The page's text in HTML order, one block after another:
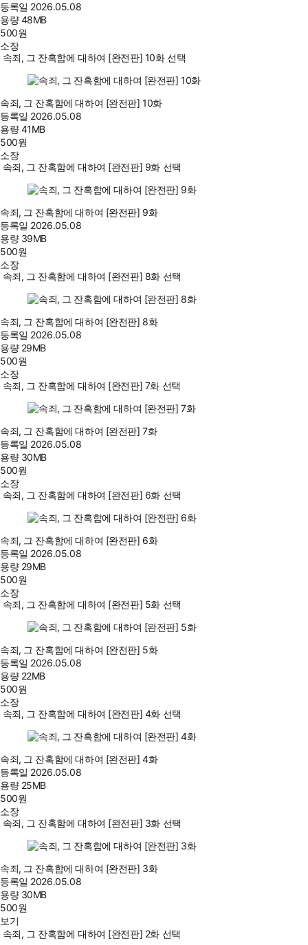
등록일 2026.05.08
용량48MB
500원
소장
속죄, 그 잔혹함에 대하여 [완전판] 10화 선택
속죄, 그 잔혹함에 대하여 [완전판] 10화
등록일 2026.05.08
용량41MB
500원
소장
속죄, 그 잔혹함에 대하여 [완전판] 9화 선택
속죄, 그 잔혹함에 대하여 [완전판] 9화
등록일 2026.05.08
용량 39MB
500원
소장
속죄, 그 잔혹함에 대하여 [완전판] 8화 선택
속죄, 그 잔혹함에 대하여 [완전판] 8화
등록일 2026.05.08
용량 29MB
500원
소장
속죄, 그 잔혹함에 대하여 [완전판] 7화 선택
속죄, 그 잔혹함에 대하여 [완전판] 7화
등록일 2026.05.08
용량 30MB
500원
소장
속죄, 그 잔혹함에 대하여 [완전판] 6화 선택
속죄, 그 잔혹함에 대하여 [완전판] 6화
등록일 2026.05.08
용량 29MB
500원
소장
속죄, 그 잔혹함에 대하여 [완전판] 5화 선택
속죄, 그 잔혹함에 대하여 [완전판] 5화
등록일 2026.05.08
용량 22MB
500원
소장
속죄, 그 잔혹함에 대하여 [완전판] 4화 선택
속죄, 그 잔혹함에 대하여 [완전판] 4화
등록일 2026.05.08
용량 25MB
500원
소장
속죄, 그 잔혹함에 대하여 [완전판] 3화 선택
속죄, 그 잔혹함에 대하여 [완전판] 3화
등록일 2026.05.08
용량 30MB
500원
보기
속죄, 그 잔혹함에 대하여 [완전판] 2화 선택